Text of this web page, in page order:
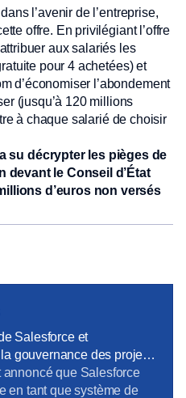
l’avenir de l’entreprise,
offre. En privilégiant l’offre
aux salariés les
pour 4 achetées) et
d’économiser l’abondement
(jusqu’à 120 millions
à chaque salarié de choisir
su décrypter les pièges de
devant le Conseil d’État
d’euros non versés
Salesforce et
gouvernance des projets
annoncé que Salesforce
en tant que système de